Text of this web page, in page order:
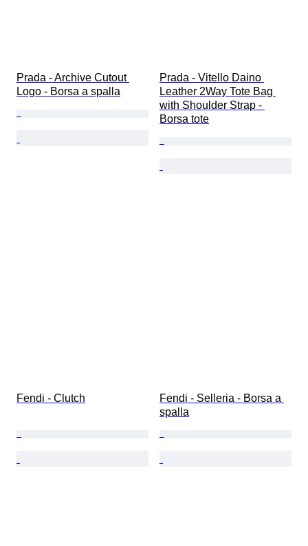
Prada - Archive Cutout
Logo - Borsa a spalla
Prada - Vitello Daino
Leather 2Way Tote Bag
with Shoulder Strap -
Borsa tote
Fendi - Clutch
Fendi - Selleria - Borsa a
spalla